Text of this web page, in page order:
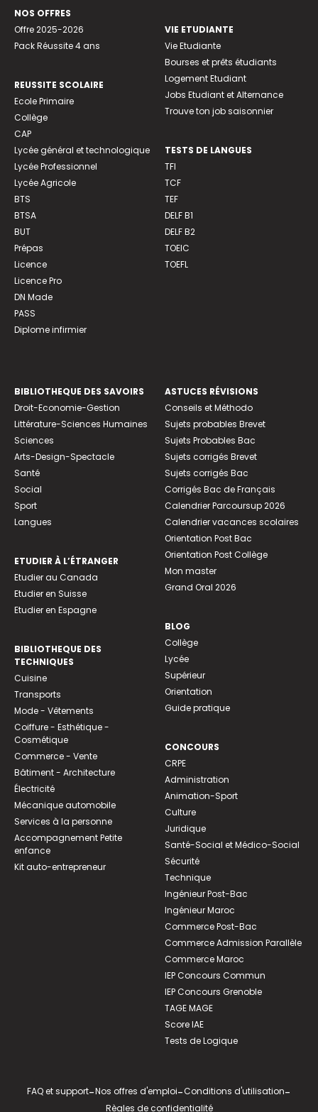
NOS OFFRES
Offre 2025-2026
Pack Réussite 4 ans
REUSSITE SCOLAIRE
Ecole Primaire
Collège
CAP
Lycée général et technologique
Lycée Professionnel
Lycée Agricole
BTS
BTSA
BUT
Prépas
Licence
Licence Pro
DN Made
PASS
Diplome infirmier
VIE ETUDIANTE
Vie Etudiante
Bourses et prêts étudiants
Logement Etudiant
Jobs Etudiant et Alternance
Trouve ton job saisonnier
TESTS DE LANGUES
TFI
TCF
TEF
DELF B1
DELF B2
TOEIC
TOEFL
BIBLIOTHEQUE DES SAVOIRS
Droit-Economie-Gestion
Littérature-Sciences Humaines
Sciences
Arts-Design-Spectacle
Santé
Social
Sport
Langues
ETUDIER À L’ÉTRANGER
Etudier au Canada
Etudier en Suisse
Etudier en Espagne
BIBLIOTHEQUE DES
TECHNIQUES
Cuisine
Transports
Mode - Vêtements
Coiffure - Esthétique -
Cosmétique
Commerce - Vente
Bâtiment - Architecture
Électricité
Mécanique automobile
Services à la personne
Accompagnement Petite
enfance
Kit auto-entrepreneur
ASTUCES RÉVISIONS
Conseils et Méthodo
Sujets probables Brevet
Sujets Probables Bac
Sujets corrigés Brevet
Sujets corrigés Bac
Corrigés Bac de Français
Calendrier Parcoursup 2026
Calendrier vacances scolaires
Orientation Post Bac
Orientation Post Collège
Mon master
Grand Oral 2026
BLOG
Collège
Lycée
Supérieur
Orientation
Guide pratique
CONCOURS
CRPE
Administration
Animation-Sport
Culture
Juridique
Santé-Social et Médico-Social
Sécurité
Technique
Ingénieur Post-Bac
Ingénieur Maroc
Commerce Post-Bac
Commerce Admission Parallèle
Commerce Maroc
IEP Concours Commun
IEP Concours Grenoble
TAGE MAGE
Score IAE
Tests de Logique
FAQ et support-Nos offres d'emploi-Conditions d'utilisation-
Règles de confidentialité